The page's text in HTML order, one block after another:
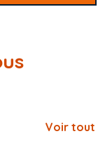
Voir tout